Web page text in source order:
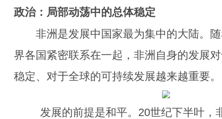
政治：局部动荡中的总体稳定
非洲是发展中国家最为集中的大陆。随
界各国紧密联系在一起，非洲自身的发展
稳定、对于全球的可持续发展越来越重要。
发展的前提是和平。20世纪下半叶，